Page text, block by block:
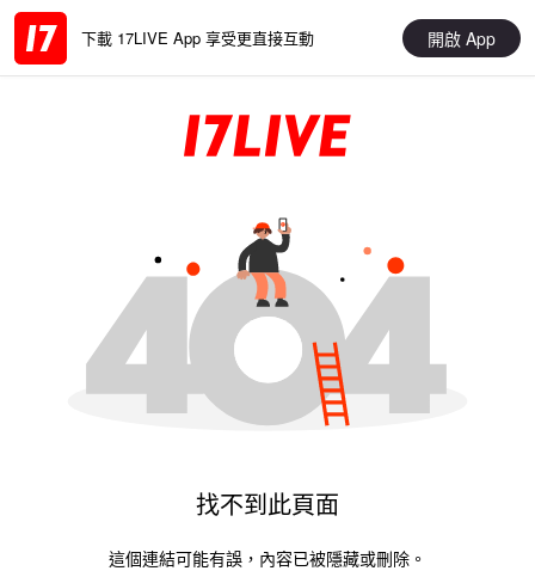
下載 17LIVE App 享受更直接互動 開啟 App
找不到此頁面
這個連結可能有誤，內容已被隱藏或刪除。